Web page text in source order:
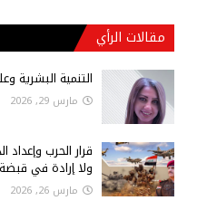
مقالات الرأي
التنمية البشرية
مارس 29, 2026
قرار الحرب
ولا إرادة في
مارس 26, 2026